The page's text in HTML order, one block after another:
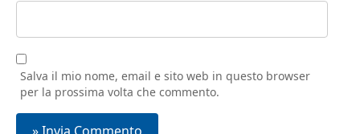
Salva il mio nome, email e sito web in questo browser
per la prossima volta che commento.